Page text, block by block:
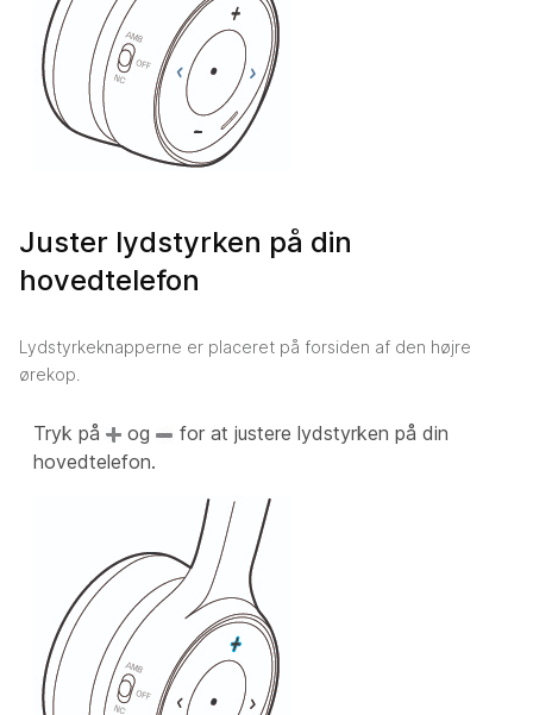
Juster lydstyrken på din
hovedtelefon
Lydstyrkeknapperne er placeret på forsiden af den højre
ørekop.
Tryk på og
for at justere lydstyrken på din
hovedtelefon.